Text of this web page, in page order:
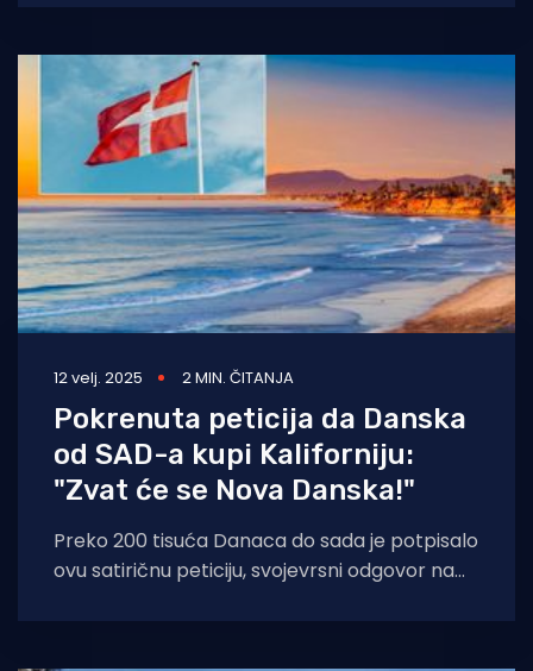
12 velj. 2025 2 MIN. ČITANJA
Pokrenuta peticija da Danska
od SAD-a kupi Kaliforniju:
"Zvat će se Nova Danska!"
Preko 200 tisuća Danaca do sada je potpisalo
ovu satiričnu peticiju, svojevrsni odgovor na